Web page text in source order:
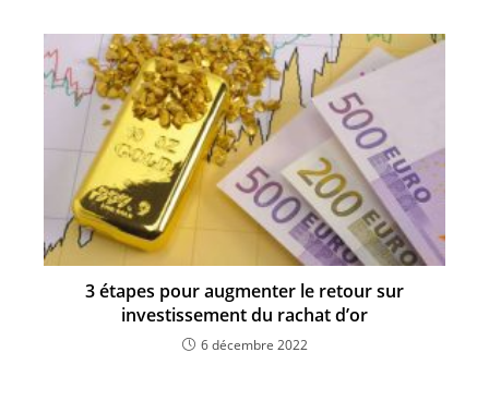
3 étapes pour augmenter le retour sur
investissement du rachat d’or
6 décembre 2022